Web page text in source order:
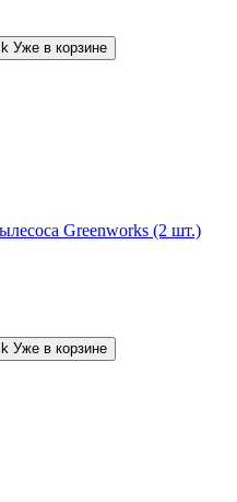
Уже в корзине
Greenworks (2 шт.)
Уже в корзине